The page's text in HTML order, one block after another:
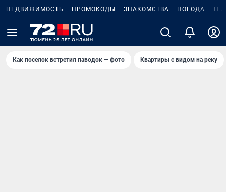
НЕДВИЖИМОСТЬ ПРОМОКОДЫ ЗНАКОМСТВА ПОГОДА
Как поселок встретил паводок — фото Квартиры с видом на реку